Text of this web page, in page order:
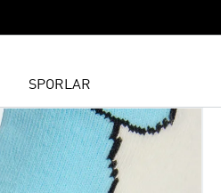
SPORLAR